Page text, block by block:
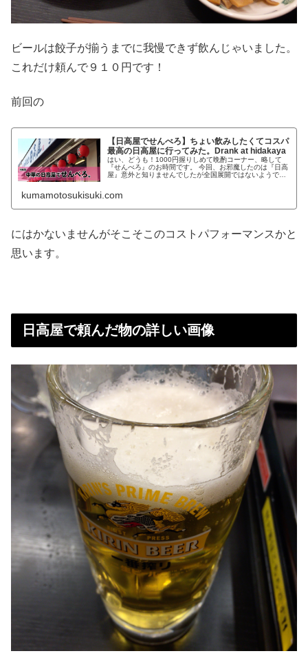
ビールは餃子が揃うまでに我慢できず飲んじゃいました。
これだけ頼んで９１０円です！
前回の
【日高屋でせんべろ】ちょい飲みしたくてコスパ
最高の日高屋に行ってみた。Drank at hidakaya
はい、どうも！1000円握りしめて晩酌コーナー、略して
『せんべろ』のお時間です。 今回、お邪魔したのは『日高
屋』意外と知りませんでしたが全国展開ではないようです
す。関東ではよく見ますよ。 実は、この『せんべろ』で日
kumamotosukisuki.com
にはかないませんがそこそこのコストパフォーマンスかと
思います。
日高屋で頼んだ物の詳しい画像